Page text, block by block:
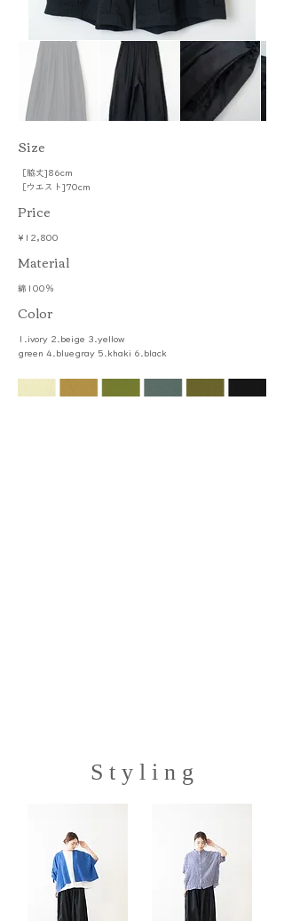
​Size
［脇丈]86cm
［ウエスト]70cm
Price
¥12,800
​Material
綿100％
Color
1.ivory 2.beige 3.yellow
green 4.bluegray 5.khaki 6.black
S t y l i n g